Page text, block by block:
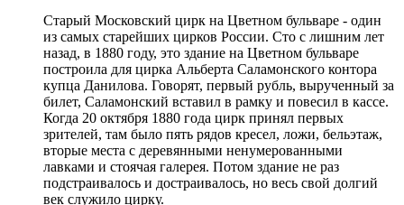
Cтарый Московский цирк на Цветном бульваре - один
из самых старейших цирков России. Сто с лишним лет
назад, в 1880 году, это здание на Цветном бульваре
построила для цирка Альберта Саламонского контора
купца Данилова. Говорят, первый рубль, вырученный за
билет, Саламонский вставил в рамку и повесил в кассе.
Когда 20 октября 1880 года цирк принял первых
зрителей, там было пять рядов кресел, ложи, бельэтаж,
вторые места с деревянными ненумерованными
лавками и стоячая галерея. Потом здание не раз
подстраивалось и достраивалось, но весь свой долгий
век служило цирку.